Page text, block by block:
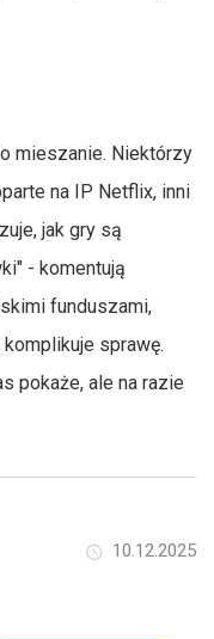
mieszanie. Niektórzy
na IP Netflix, inni
jak gry są
- komentują
funduszami,
komplikuje sprawę.
pokaże, ale na razie
10.12.2025